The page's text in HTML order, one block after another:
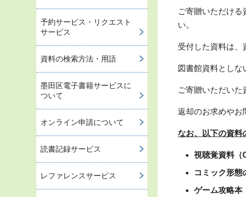
ご寄贈いただける
い。
受付した資料は、
図書館資料としな
ご寄贈いただいた
返却のお求めやお
なお、以下の資料
視聴覚資料（
コミック形態
ゲーム攻略本
予約サービス・リクエスト
サービス
資料の検索方法・用語
墨田区電子書籍サービスに
ついて
オンライン申請について
読書記録サービス
レファレンスサービス